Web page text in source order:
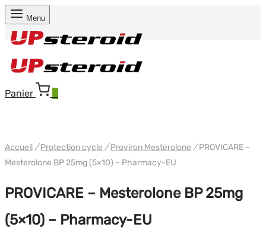
Menu
Panier
Accueil / Protection cycle / Proviron Mesterolone /PROVICARE –
Mesterolone BP 25mg (5×10) – Pharmacy-EU
PROVICARE – Mesterolone BP 25mg
(5×10) – Pharmacy-EU